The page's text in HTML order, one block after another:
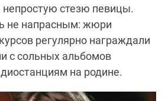
непростую стезю певицы.
не напрасным: жюри
регулярно награждали
с сольных альбомов
на родине.